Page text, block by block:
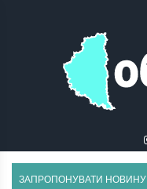
ЗАПРОПОНУВАТИ НОВИНУ